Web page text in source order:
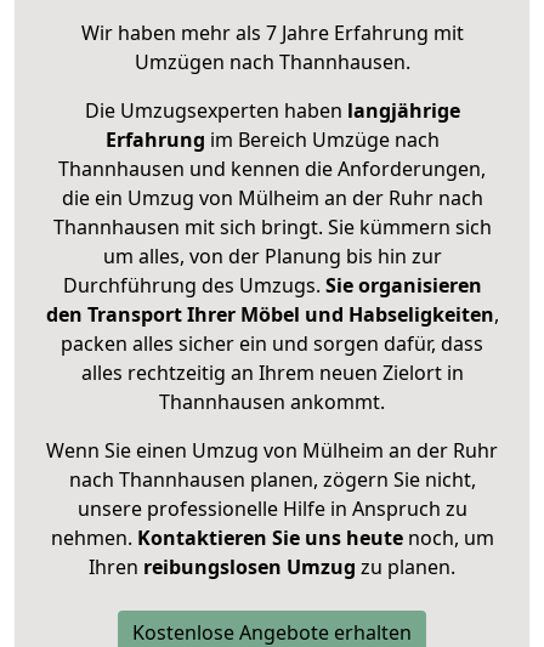
Wir haben mehr als 7 Jahre Erfahrung mit
Umzügen nach Thannhausen.
Die Umzugsexperten haben langjährige
Erfahrung im Bereich Umzüge nach
Thannhausen und kennen die Anforderungen,
die ein Umzug von Mülheim an der Ruhr nach
Thannhausen mit sich bringt. Sie kümmern sich
um alles, von der Planung bis hin zur
Durchführung des Umzugs. Sie organisieren
den Transport Ihrer Möbel und Habseligkeiten,
packen alles sicher ein und sorgen dafür, dass
alles rechtzeitig an Ihrem neuen Zielort in
Thannhausen ankommt.
Wenn Sie einen Umzug von Mülheim an der Ruhr
nach Thannhausen planen, zögern Sie nicht,
unsere professionelle Hilfe in Anspruch zu
nehmen. Kontaktieren Sie uns heutenoch, um
Ihren reibungslosen Umzug zu planen.
Kostenlose Angebote erhalten